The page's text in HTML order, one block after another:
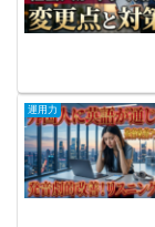
運用力